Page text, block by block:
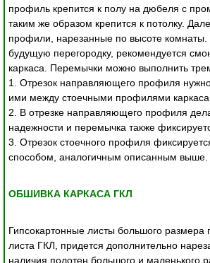
профиль крепится к полу на дюбеля с
таким же образом крепится к потолку.
профили, нарезанные по высоте комнаты.
будущую перегородку, рекомендуется
каркаса. Перемычки можно выполнить
1. Отрезок направляющего профиля
ими между стоечными профилями
2. В отрезке направляющего профиля
надежности и перемычка также
3. Отрезок стоечного профиля
способом, аналогичным описанным выше.
ОБШИВКА КАРКАСА ГКЛ
Гипсокартонные листы большого
листа ГКЛ, придется дополнительно
наличия полотен большого и маленького